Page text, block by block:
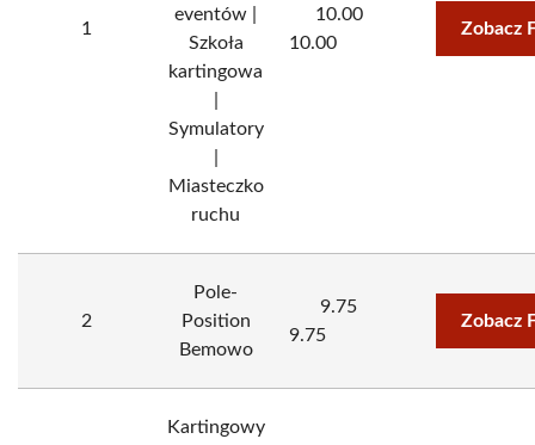
1
eventów |
Szkoła
kartingowa
Symulatory
Miasteczko
ruchu
10.00
10.00
Zobacz
2
Pole-
Position
Bemowo
9.75
9.75
Zobacz
Kartingowy